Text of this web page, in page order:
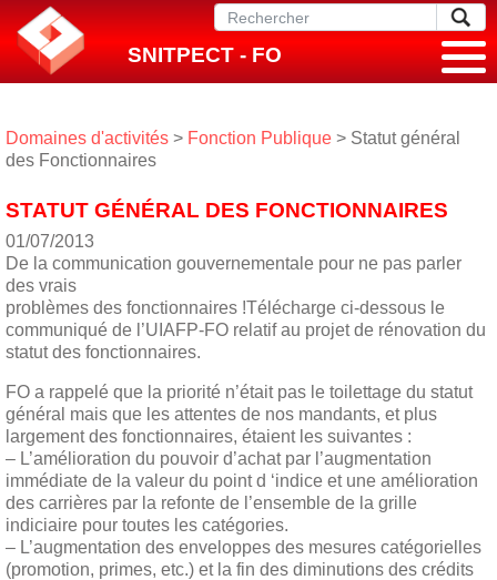
SNITPECT - FO
Domaines d'activités > Fonction Publique > Statut général
des Fonctionnaires
STATUT GÉNÉRAL DES FONCTIONNAIRES
01/07/2013
De la communication gouvernementale pour ne pas parler
des vrais
problèmes des fonctionnaires !Télécharge ci-dessous le
communiqué de l’UIAFP-FO relatif au projet de rénovation du
statut des fonctionnaires.
FO a rappelé que la priorité n’était pas le toilettage du statut
général mais que les attentes de nos mandants, et plus
largement des fonctionnaires, étaient les suivantes :
– L’amélioration du pouvoir d’achat par l’augmentation
immédiate de la valeur du point d ‘indice et une amélioration
des carrières par la refonte de l’ensemble de la grille
indiciaire pour toutes les catégories.
– L’augmentation des enveloppes des mesures catégorielles
(promotion, primes, etc.) et la fin des diminutions des crédits